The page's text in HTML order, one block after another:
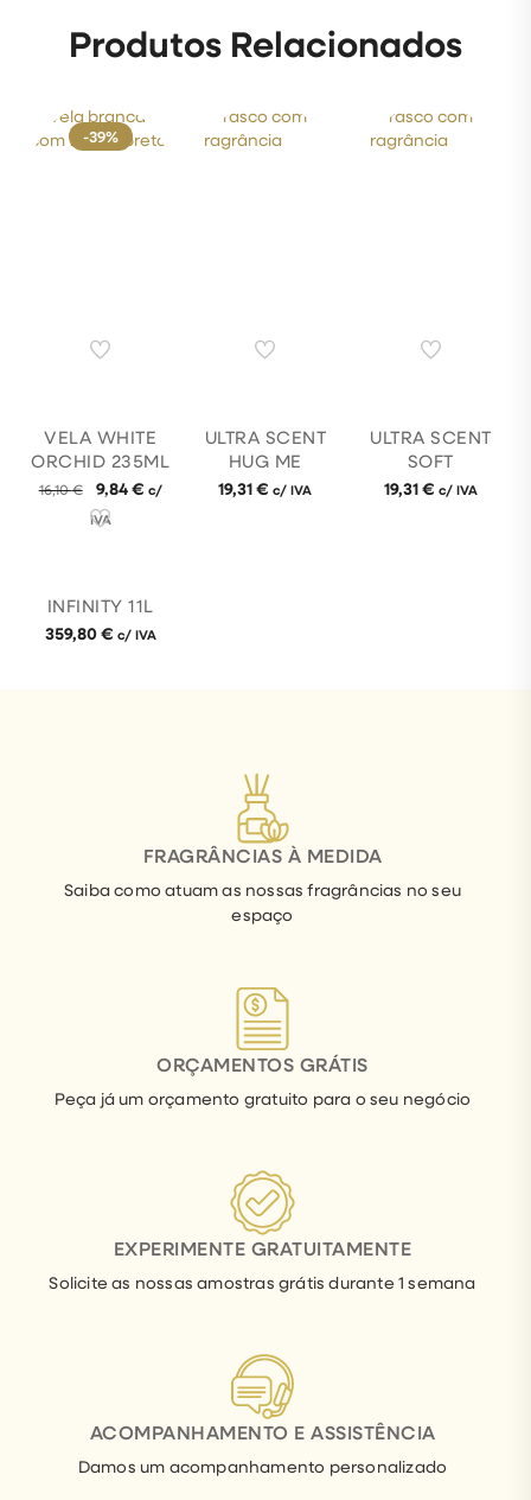
Produtos Relacionados
-39%
VELA WHITE
ORCHID 235ML
16,10€ 9,84€ c/
IVA
ULTRA SCENT
HUG ME
19,31€ c/ IVA
ULTRA SCENT
SOFT
19,31€ c/ IVA
INFINITY 11L
359,80€ c/ IVA
FRAGRÂNCIAS À MEDIDA
Saiba como atuam as nossas fragrâncias no seu
espaço
ORÇAMENTOS GRÁTIS
Peça já um orçamento gratuito para o seu negócio
EXPERIMENTE GRATUITAMENTE
Solicite as nossas amostras grátis durante 1 semana
ACOMPANHAMENTO E ASSISTÊNCIA
Damos um acompanhamento personalizado